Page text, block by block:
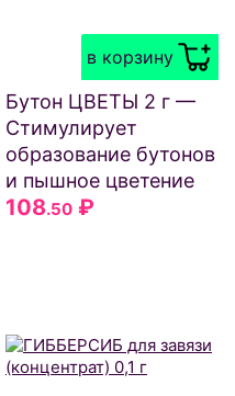
в корзину
Бутон ЦВЕТЫ 2 г —
Стимулирует
образование бутонов
и пышное цветение
108.50 ₽